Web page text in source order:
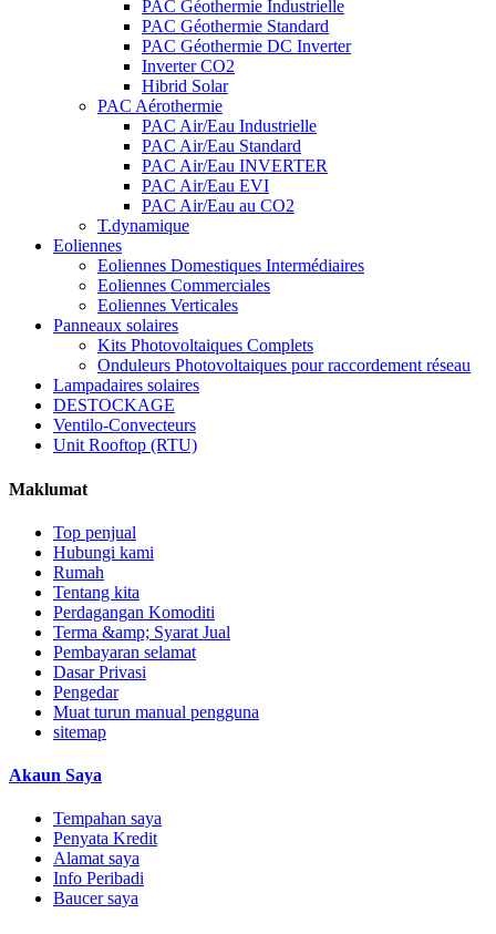
PAC Géothermie Industrielle
PAC Géothermie Standard
PAC Géothermie DC Inverter
Inverter CO2
Hibrid Solar
PAC Aérothermie
PAC Air/Eau Industrielle
PAC Air/Eau Standard
PAC Air/Eau INVERTER
PAC Air/Eau EVI
PAC Air/Eau au CO2
T.dynamique
Eoliennes
Eoliennes Domestiques Intermédiaires
Eoliennes Commerciales
Eoliennes Verticales
Panneaux solaires
Kits Photovoltaiques Complets
Onduleurs Photovoltaiques pour raccordement réseau
Lampadaires solaires
DESTOCKAGE
Ventilo-Convecteurs
Unit Rooftop (RTU)
Maklumat
Top penjual
Hubungi kami
Rumah
Tentang kita
Perdagangan Komoditi
Terma &amp; Syarat Jual
Pembayaran selamat
Dasar Privasi
Pengedar
Muat turun manual pengguna
sitemap
Akaun Saya
Tempahan saya
Penyata Kredit
Alamat saya
Info Peribadi
Baucer saya